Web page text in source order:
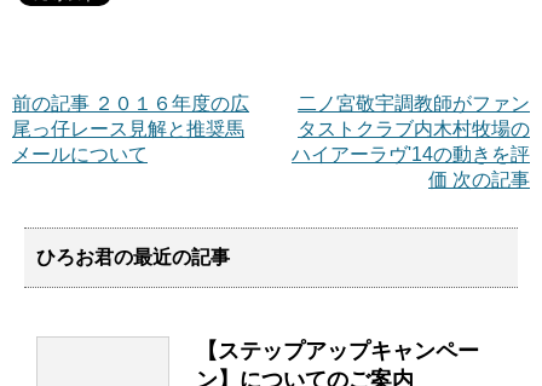
二ノ宮敬宇調教師がファン
タストクラブ内木村牧場の
ハイアーラヴ'14の動きを評
価 次の記事
前の記事 ２０１６年度の広
尾っ仔レース見解と推奨馬
メールについて
ひろお君の最近の記事
【ステップアップキャンペー
ン】についてのご案内